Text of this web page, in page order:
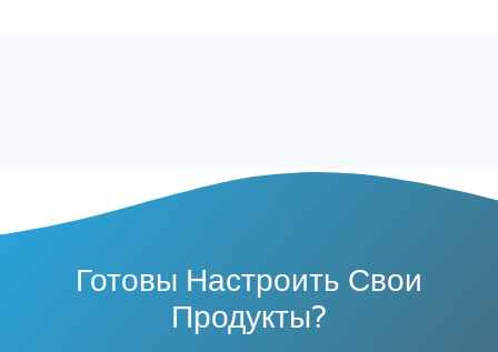
Готовы Настроить Свои
Продукты?